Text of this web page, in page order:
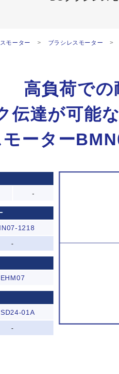
モーター ブラシレスモーター
高負荷での
伝達が可能
ーター
-
1218
-
EHM07
01A
-